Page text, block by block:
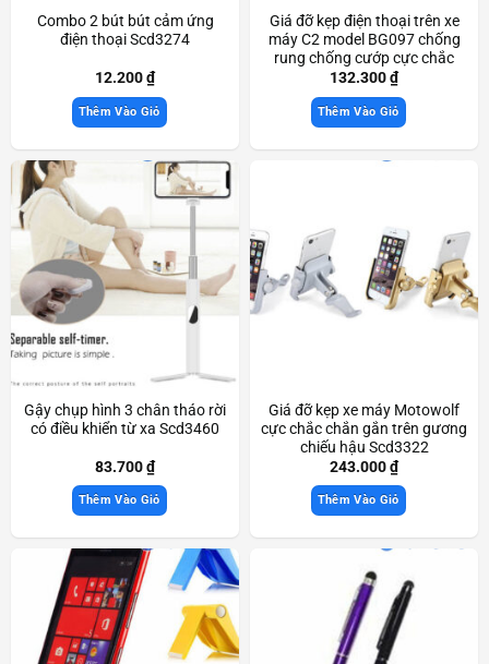
Combo 2 bút bút cảm ứng
điện thoại Scd3274
12.200₫
Thêm Vào Giỏ
Giá đỡ kẹp điện thoại trên xe
máy C2 model BG097 chống
rung chống cướp cực chắc
chắn Scd3357
132.300₫
Thêm Vào Giỏ
Gậy chụp hình 3 chân tháo rời
có điều khiển từ xa Scd3460
83.700₫
Thêm Vào Giỏ
Giá đỡ kẹp xe máy Motowolf
cực chắc chắn gắn trên gương
chiếu hậu Scd3322
243.000₫
Thêm Vào Giỏ